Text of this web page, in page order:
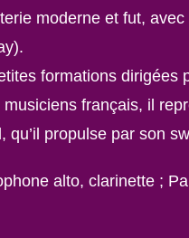
moderne et fut,
formations dirigées
français, il
propulse par son
alto, clarinette ;